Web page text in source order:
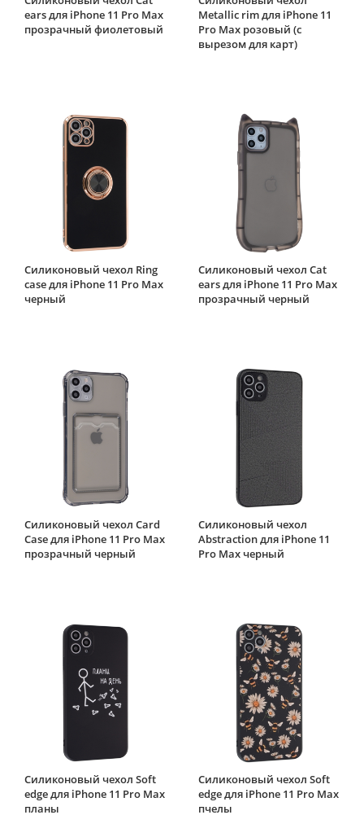
ears для iPhone 11 Pro Max
прозрачный фиолетовый
Metallic rim для iPhone 11
Pro Max розовый (с
вырезом для карт)
Силиконовый чехол Ring
case для iPhone 11 Pro Max
черный
Силиконовый чехол Cat
ears для iPhone 11 Pro Max
прозрачный черный
Силиконовый чехол Card
Case для iPhone 11 Pro Max
прозрачный черный
Силиконовый чехол
Abstraction для iPhone 11
Pro Max черный
Силиконовый чехол Soft
edge для iPhone 11 Pro Max
планы
Силиконовый чехол Soft
edge для iPhone 11 Pro Max
пчелы